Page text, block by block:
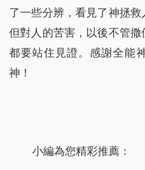
了一些分辨，看見了神拯
但對人的苦害，以後不管
都要站住見證。感謝全能
神！
小編為您精彩推薦：